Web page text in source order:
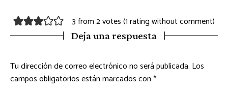
3 from 2 votes (1 rating without comment)
Deja una respuesta
Tu dirección de correo electrónico no será publicada. Los
campos obligatorios están marcados con*